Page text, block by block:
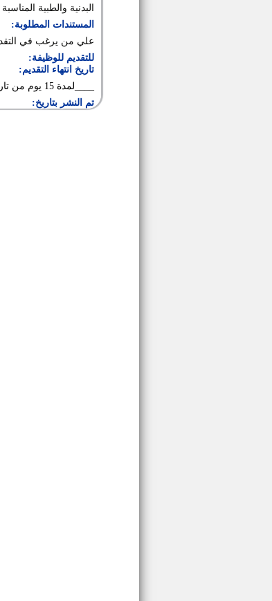
البدنية والطبية
المستندات المطلوبة:
علي من يرغب في
للتقديم للوظيفة:
تاريخ انتهاء التقديم:
____لمدة 15 يوم من تاريخ الاعلان
تم النشر بتاريخ: